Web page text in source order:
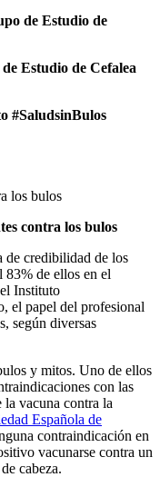
de Estudio de
Estudio de Cefalea
#SaludsinBulos
los bulos
contra los bulos
de credibilidad de los
83% de ellos en el
Instituto
el papel del profesional
según diversas
y mitos. Uno de ellos
con las
la vacuna contra la
Española de
contraindicación en
vacunarse contra un
cabeza.